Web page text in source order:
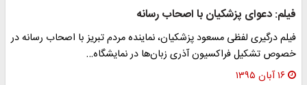
فیلم: دعوای پزشکیان با اصحاب رسانه
فیلم درگیری لفظی مسعود پزشکیان، نماینده مردم تبریز با اصحاب رسانه در
خصوص تشکیل فراکسیون آذری زبان‌ها در نمایشگاه…
۱۶ آبان ۱۳۹۵